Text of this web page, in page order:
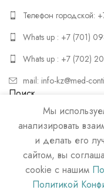
Телефон городской:
Whats up : +7 (701)
Whats up : +7 (702)
mail: info-kz@med-
Поиск
Мы
анализировать
и делать его
сайтом, вы
cookie с нашим
Политикой